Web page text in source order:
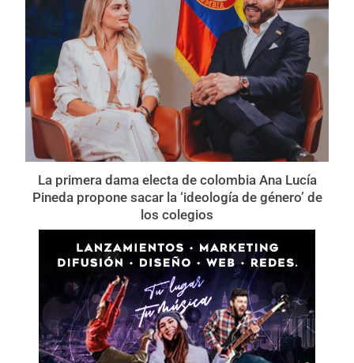
La primera dama electa de colombia Ana Lucía
Pineda propone sacar la ‘ideología de género’ de
los colegios